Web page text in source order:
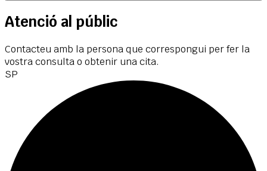
Atenció al públic
Contacteu amb la persona que correspongui per fer la
vostra consulta o obtenir una cita.
SP